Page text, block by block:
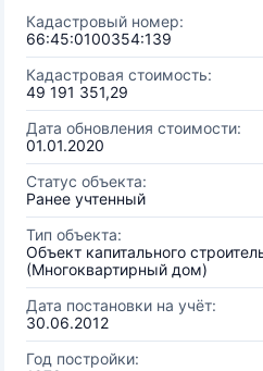
Кадастровый номер:
66:45:0100354:139
Кадастровая стоимость:
49 191 351,29
Дата обновления стоимости:
01.01.2020
Статус объекта:
Ранее учтенный
Тип объекта:
Объект капитального
(Многоквартирный дом)
Дата постановки на учёт:
30.06.2012
Год постройки: